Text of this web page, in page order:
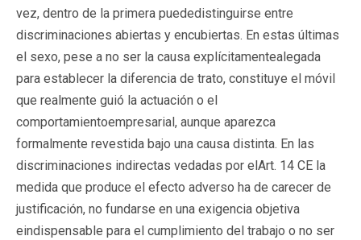
vez, dentro de la primera puededistinguirse entre
discriminaciones abiertas y encubiertas. En estas últimas
el sexo, pese a no ser la causa explícitamentealegada
para establecer la diferencia de trato, constituye el móvil
que realmente guió la actuación o el
comportamientoempresarial, aunque aparezca
formalmente revestida bajo una causa distinta. En las
discriminaciones indirectas vedadas por elArt. 14 CE la
medida que produce el efecto adverso ha de carecer de
justificación, no fundarse en una exigencia objetiva
eindispensable para el cumplimiento del trabajo o no ser